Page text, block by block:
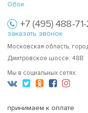
Обои
+7 (495) 488-
заказать звонок
Московская область,
Дмитровское шоссе, 48В
Мы в социальных сетях:
принимаем к оплате